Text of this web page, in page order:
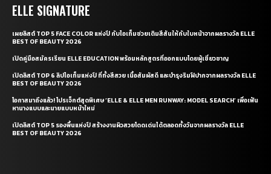
ELLE SIGNATURE
เผยลิสต์ TOP 5 FACE COLOR แห่งปี กับไอเท็มช่วยเติมสีสันให้กับใบหน้าจากผลรางวัล ELLE
BEST OF BEAUTY 2026
เปิดคู่มือสมัครเรียน ELLE EDUCATION พร้อมหลักสูตรที่ออกแบบโดยผู้เชี่ยวชาญ
เปิดลิสต์ TOP 6 ลิปไอเท็มแห่งปี ที่ทั้งสีสวย เนื้อสัมผัสดี และบำรุงริมฝีปากจากผลรางวัล ELLE
BEST OF BEAUTY 2026
โอกาสมาถึงแล้ว! โปรเจ็กต์สุดพิเศษ ‘ELLE & ELLE MEN RUNWAY: MODEL SEARCH’ เพื่อเฟ้น
หานางแบบและนายแบบหน้าใหม่
เปิดลิสต์ TOP 5 รองพื้นแห่งปี สร้างงานผิวสวยโดดเด่นได้ตลอดทั้งวันจากผลรางวัล ELLE
BEST OF BEAUTY 2026